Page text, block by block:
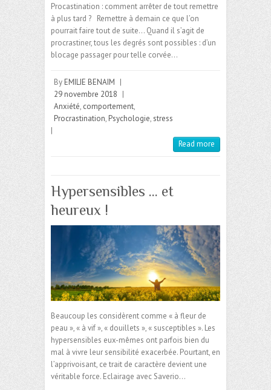
Procastination : comment arrêter de tout remettre
à plus tard ? Remettre à demain ce que l’on
pourrait faire tout de suite… Quand il s’agit de
procrastiner, tous les degrés sont possibles : d’un
blocage passager pour telle corvée…
By EMILIE BENAIM |
29 novembre 2018 |
Anxiété, comportement,
Procrastination, Psychologie,stress
|
Read more
Hypersensibles … et
heureux !
Beaucoup les considèrent comme « à fleur de
peau », « à vif », « douillets », « susceptibles ». Les
hypersensibles eux-mêmes ont parfois bien du
mal à vivre leur sensibilité exacerbée. Pourtant, en
l’apprivoisant, ce trait de caractère devient une
véritable force. Eclairage avec Saverio…